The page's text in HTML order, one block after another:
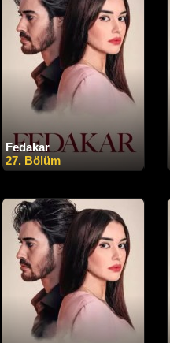
Fedakar
27. Bölüm